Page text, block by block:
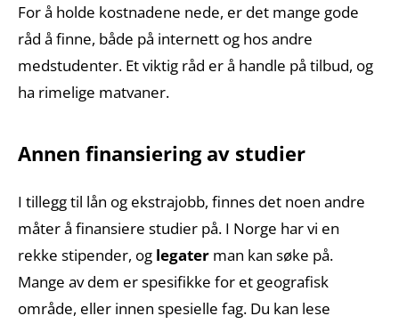
For å holde kostnadene nede, er det mange gode
råd å finne, både på internett og hos andre
medstudenter. Et viktig råd er å handle på tilbud, og
ha rimelige matvaner.
Annen finansiering av studier
I tillegg til lån og ekstrajobb, finnes det noen andre
måter å finansiere studier på. I Norge har vi en
rekke stipender, og legater man kan søke på.
Mange av dem er spesifikke for et geografisk
område, eller innen spesielle fag. Du kan lese